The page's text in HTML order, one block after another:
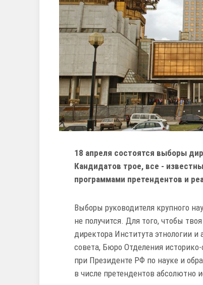
18 апреля состоятся выборы
Кандидатов трое, все -
программами претендентов и
Выборы руководителя крупного
не получится. Для того, чтобы
директора Института этнологии
совета, Бюро Отделения
при Президенте РФ по науке и
в числе претендентов абсолютно